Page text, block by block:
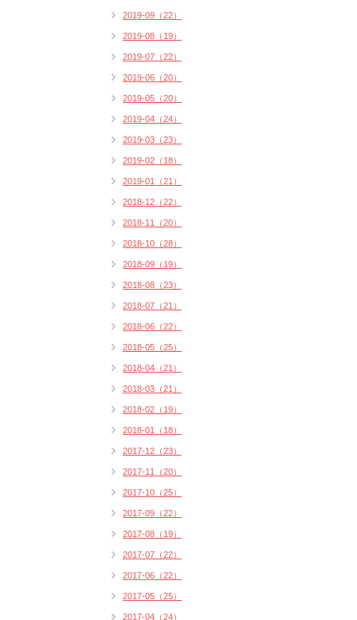
2019-09（22）
2019-08（19）
2019-07（22）
2019-06（20）
2019-05（20）
2019-04（24）
2019-03（23）
2019-02（18）
2019-01（21）
2018-12（22）
2018-11（20）
2018-10（28）
2018-09（19）
2018-08（23）
2018-07（21）
2018-06（22）
2018-05（25）
2018-04（21）
2018-03（21）
2018-02（19）
2018-01（18）
2017-12（23）
2017-11（20）
2017-10（25）
2017-09（22）
2017-08（19）
2017-07（22）
2017-06（22）
2017-05（25）
2017-04（24）